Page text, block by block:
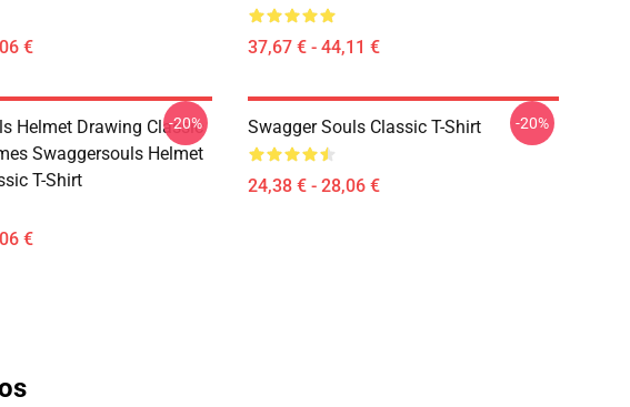
€ 37,67 € - 44,11 €
Helmet Drawing Classic
Swaggersouls Helmet
T-Shirt
€
-20% Swagger Souls Classic T-Shirt
24,38 € - 28,06 €
-20%